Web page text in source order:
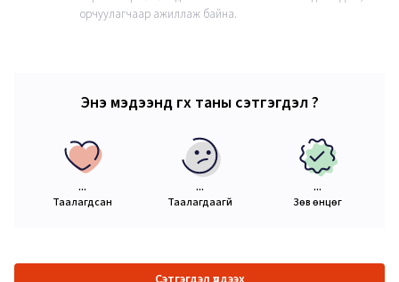
орчуулагчаар ажиллаж байна.
Энэ мэдээнд өгөх таны сэтгэгдэл ?
...
Таалагдсан
...
Таалагдаагүй
...
Зөв өнцөг